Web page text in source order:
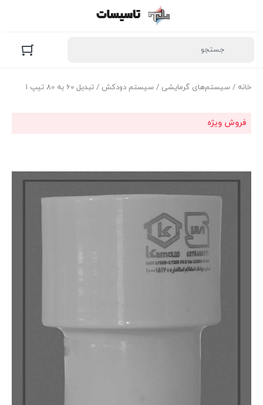
خانه / سیستم‌های گرمایشی / سیستم دودکش / تبدیل 60 به 80 تیپ 1
فروش ویژه